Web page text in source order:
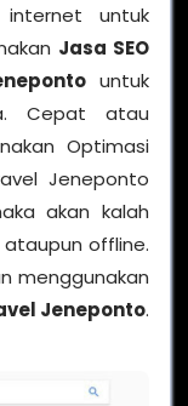
untuk
Jasa SEO
untuk
Cepat atau
Optimasi
Jeneponto
akan kalah
offline.
menggunakan
Jeneponto.